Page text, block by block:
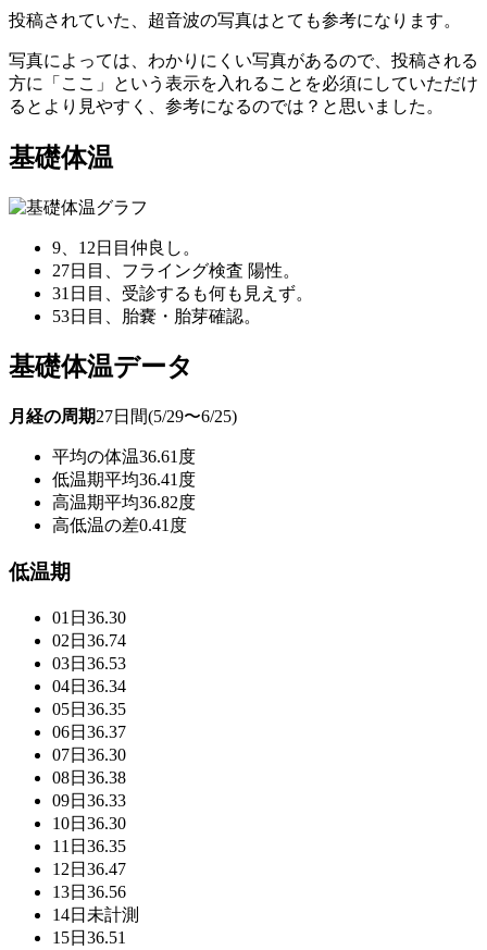
投稿されていた、超音波の写真はとても参考になります。
写真によっては、わかりにくい写真があるので、投稿される
方に「ここ」という表示を入れることを必須にしていただけ
るとより見やすく、参考になるのでは？と思いました。
基礎体温
9、12日目仲良し。
27日目、フライング検査 陽性。
31日目、受診するも何も見えず。
53日目、胎嚢・胎芽確認。
基礎体温データ
月経の周期27日間(5/29〜6/25)
平均の体温36.61度
低温期平均36.41度
高温期平均36.82度
高低温の差0.41度
低温期
01日 36.30
02日 36.74
03日 36.53
04日 36.34
05日 36.35
06日 36.37
07日 36.30
08日 36.38
09日 36.33
10日 36.30
11日 36.35
12日 36.47
13日 36.56
14日 未計測
15日 36.51